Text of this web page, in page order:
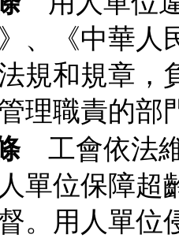
、《中華人
規和規章，
理職責的部
工會依法維
單位保障超
。用人單位